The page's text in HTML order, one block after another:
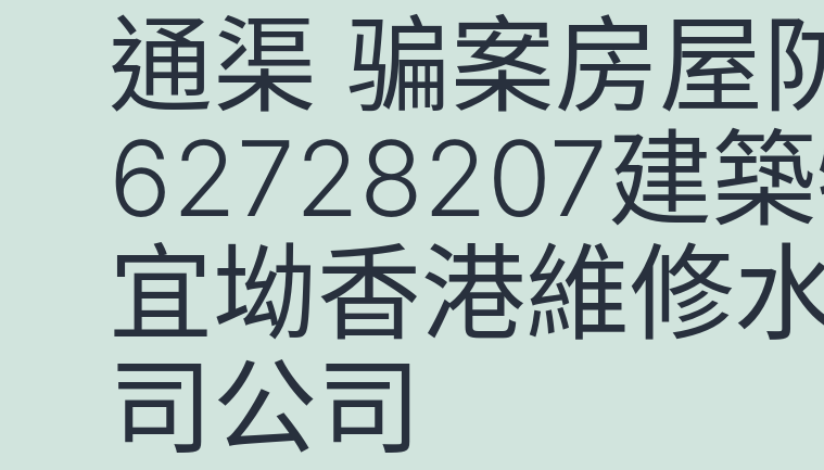
通渠 骗案房屋
62728207建
宜坳香港維修
司公司